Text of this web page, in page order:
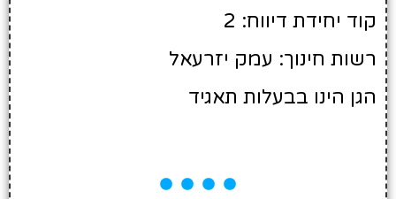
קוד יחידת דיווח: 2
רשות חינוך: עמק יזרעאל
הגן הינו בבעלות תאגיד